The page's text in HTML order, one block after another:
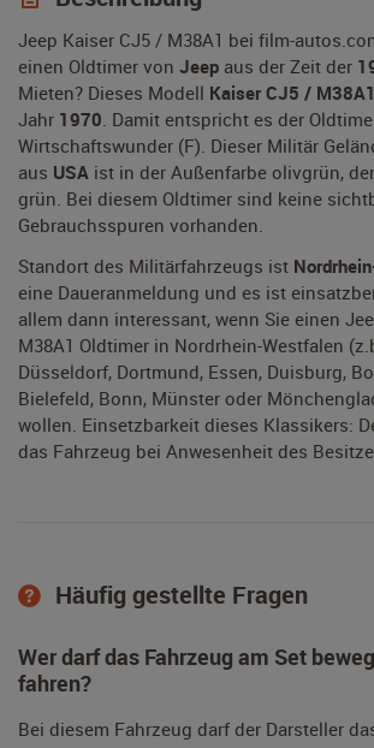
Jeep Kaiser CJ5 / M38A1 bei film-
einen Oldtimer von Jeep aus der Zeit der
Mieten? Dieses Modell Kaiser CJ5 / M38A1
Jahr 1970. Damit entspricht es der
Wirtschaftswunder (F). Dieser Militär
aus USA ist in der Außenfarbe olivgrün,
grün. Bei diesem Oldtimer sind keine
Gebrauchsspuren vorhanden.
Standort des Militärfahrzeugs ist
eine Daueranmeldung und es ist
allem dann interessant, wenn Sie einen
M38A1 Oldtimer in Nordrhein-Westfalen
Düsseldorf, Dortmund, Essen, Duisburg,
Bielefeld, Bonn, Münster oder
wollen. Einsetzbarkeit dieses Klassikers:
das Fahrzeug bei Anwesenheit des
Häufig gestellte Fragen
Wer darf das Fahrzeug am Set
fahren?
Bei diesem Fahrzeug darf der Darsteller